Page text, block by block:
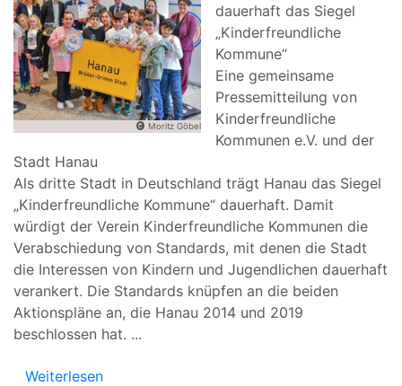
Moritz Göbel
dauerhaft das Siegel
„Kinderfreundliche
Kommune“
Eine gemeinsame
Pressemitteilung von
Kinderfreundliche
Kommunen e.V. und der
Stadt Hanau
Als dritte Stadt in Deutschland trägt Hanau das Siegel
„Kinderfreundliche Kommune“ dauerhaft. Damit
würdigt der Verein Kinderfreundliche Kommunen die
Verabschiedung von Standards, mit denen die Stadt
die Interessen von Kindern und Jugendlichen dauerhaft
verankert. Die Standards knüpfen an die beiden
Aktionspläne an, die Hanau 2014 und 2019
beschlossen hat. ...
Weiterlesen